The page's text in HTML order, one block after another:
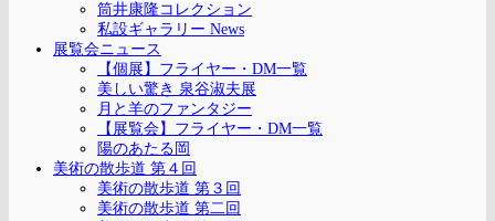
筒井康隆コレクション
私設ギャラリー News
展覧会ニュース
【個展】フライヤー・DM一覧
美しい驚き 泉谷淑夫展
月と羊のファンタジー
【展覧会】フライヤー・DM一覧
陽のあたる岡
美術の散歩道 第４回
美術の散歩道 第３回
美術の散歩道 第二回